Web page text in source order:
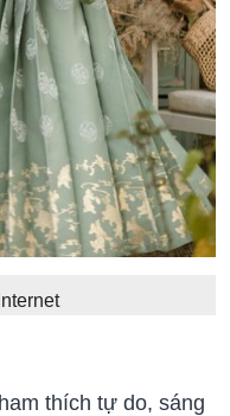
thích tự do, sáng